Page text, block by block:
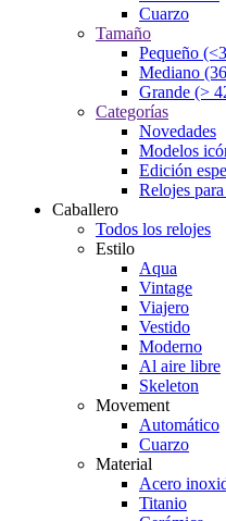
Cuarzo
Tamaño
Pequeño
Mediano
Grande (>
Categorías
Novedades
Modelos
Edición
Relojes
Caballero
Todos los relojes
Estilo
Aqua
Vintage
Viajero
Vestido
Moderno
Al aire libre
Skeleton
Movement
Automático
Cuarzo
Material
Acero
Titanio